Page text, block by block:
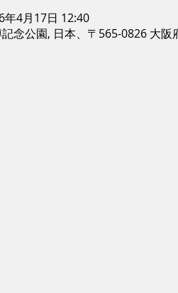
年4月17日 12:40
念公園, 日本、〒565-0826 大阪